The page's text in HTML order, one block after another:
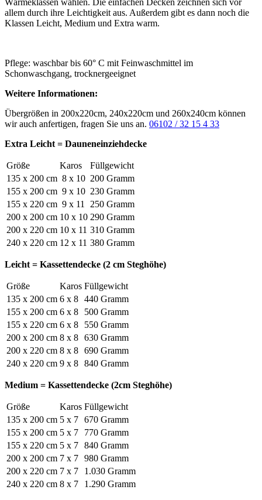
Wärmeklassen wählen. Die einfachen Decken zeichnen sich vor
allem durch ihre Leichtigkeit aus. Außerdem gibt es dann noch die
Klassen Leicht, Medium und Extra warm.
Pflege: waschbar bis 60° C mit Feinwaschmittel im
Schonwaschgang, trocknergeeignet
Weitere Informationen:
Übergrößen in 200x220cm, 240x220cm und 260x240cm können
wir auch anfertigen, fragen Sie uns an. 06102 / 32 15 4 33
Extra Leicht = Dauneneinziehdecke
Größe Karos
Füllgewicht
135 x 200 cm 8 x 10 200 Gramm
155 x 200 cm 9 x 10 230 Gramm
155 x 220 cm 9 x 11
250 Gramm
200 x 200 cm 10 x 10 290 Gramm
200 x 220 cm 10 x 11 310 Gramm
240 x 220 cm 12 x 11 380 Gramm
Leicht = Kassettendecke (2 cm Steghöhe)
Größe Karos Füllgewicht
135 x 200 cm 6 x 8 440 Gramm
155 x 200 cm 6 x 8
500 Gramm
155 x 220 cm 6 x 8
550 Gramm
200 x 200 cm 8 x 8 630 Gramm
200 x 220 cm 8 x 8 690 Gramm
240 x 220 cm 9 x 8 840 Gramm
Medium = Kassettendecke (2cm Steghöhe)
Größe Karos Füllgewicht
135 x 200 cm 5 x 7 670 Gramm
155 x 200 cm 5 x 7
770 Gramm
155 x 220 cm 5 x 7 840 Gramm
200 x 200 cm 7 x 7 980 Gramm
200 x 220 cm 7 x 7
1.030 Gramm
240 x 220 cm 8 x 7 1.290 Gramm